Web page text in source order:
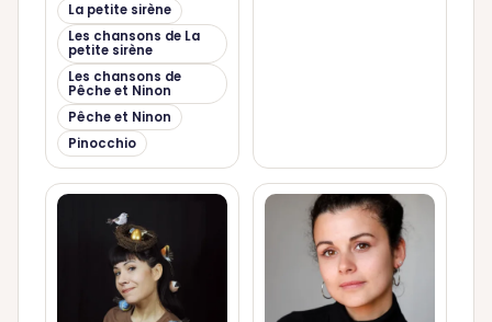
La petite sirène
Les chansons de La
petite sirène
Les chansons de
Pêche et Ninon
Pêche et Ninon
Pinocchio